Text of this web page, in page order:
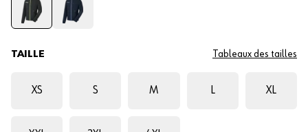
TAILLE Tableaux des tailles
XS S M L XL